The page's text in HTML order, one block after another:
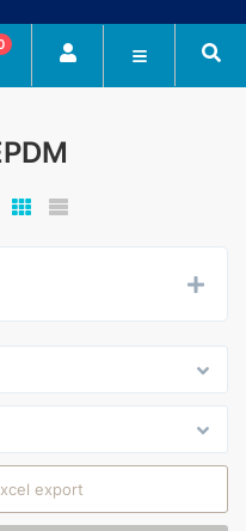
export